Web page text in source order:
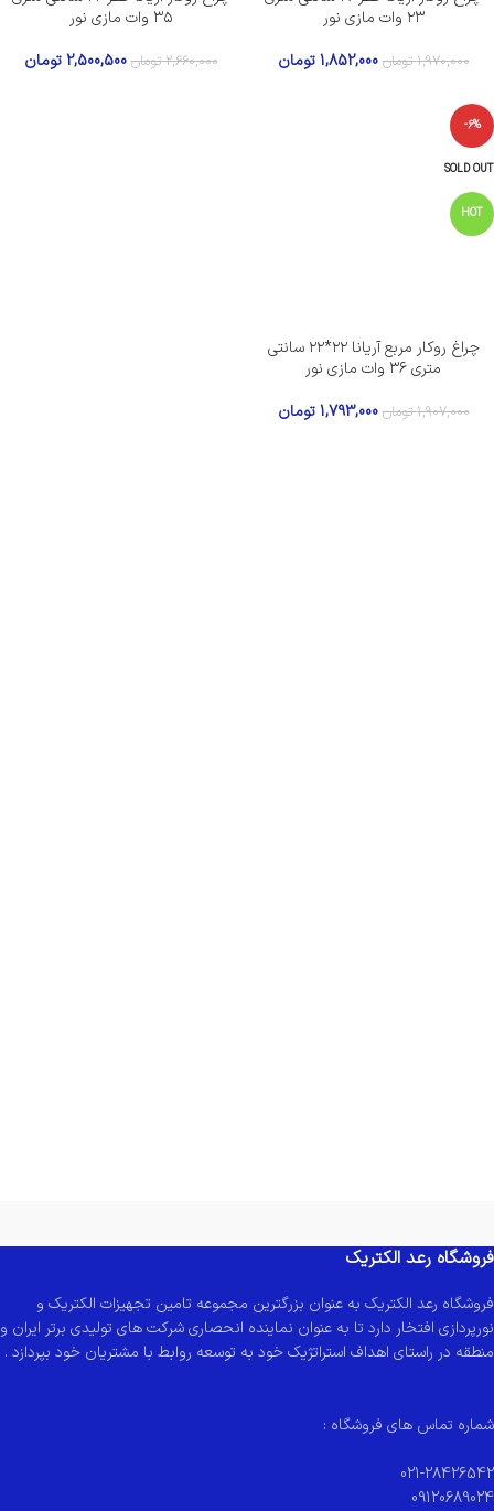
۲۳ وات مازی نور
1,970,000 تومان 1,852,000 تومان
۳۵ وات مازی نور
2,660,000 تومان 2,500,500 تومان
-6%
SOLD OUT
HOT
چراغ روکار مربع آریانا ۲۲*۲۲ سانتی
متری ۳۶ وات مازی نور
1,907,000 تومان 1,793,000 تومان
فروشگاه رعد الکتریک
فروشگاه رعد الکتریک به عنوان بزرگترین مجموعه تامین تجهیزات الکتریک و
نورپردازی افتخار دارد تا به عنوان نماینده انحصاری شرکت های تولیدی برتر ایران و
منطقه در راستای اهداف استراتژیک خود به توسعه روابط با مشتریان خود بپردازد .
شماره تماس های فروشگاه :
021-28426542
09120689024